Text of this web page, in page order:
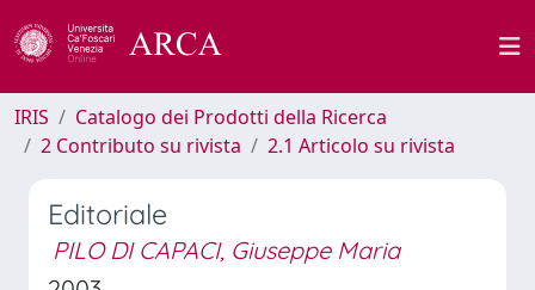
IRIS
Catalogo dei Prodotti della Ricerca
2 Contributo su rivista
2.1 Articolo su rivista
Editoriale
PILO DI CAPACI, Giuseppe Maria